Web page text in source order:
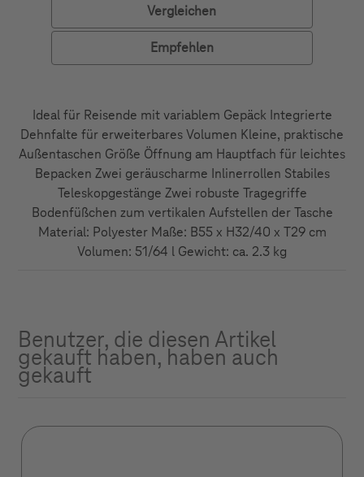
Vergleichen
Empfehlen
Ideal für Reisende mit variablem Gepäck Integrierte
Dehnfalte für erweiterbares Volumen Kleine, praktische
Außentaschen Größe Öffnung am Hauptfach für leichtes
Bepacken Zwei geräuscharme Inlinerrollen Stabiles
Teleskopgestänge Zwei robuste Tragegriffe
Bodenfüßchen zum vertikalen Aufstellen der Tasche
Material: Polyester Maße: B55 x H32/40 x T29 cm
Volumen: 51/64 l Gewicht: ca. 2.3 kg
Benutzer, die diesen Artikel
gekauft haben, haben auch
gekauft